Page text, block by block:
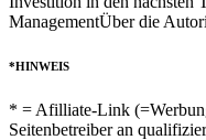
ManagementÜber die
*HINWEIS
* = Afilliate-Link
Seitenbetreiber an